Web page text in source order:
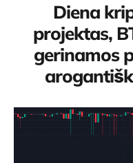
Diena
projektas,
gerinamos